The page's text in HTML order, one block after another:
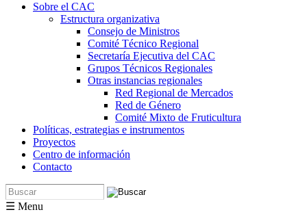
Sobre el CAC
Estructura organizativa
Consejo de Ministros
Comité Técnico Regional
Secretaría Ejecutiva del CAC
Grupos Técnicos Regionales
Otras instancias regionales
Red Regional de Mercados
Red de Género
Comité Mixto de Fruticultura
Políticas, estrategias e instrumentos
Proyectos
Centro de información
Contacto
Formulario de búsqueda
Buscar
☰ Menu